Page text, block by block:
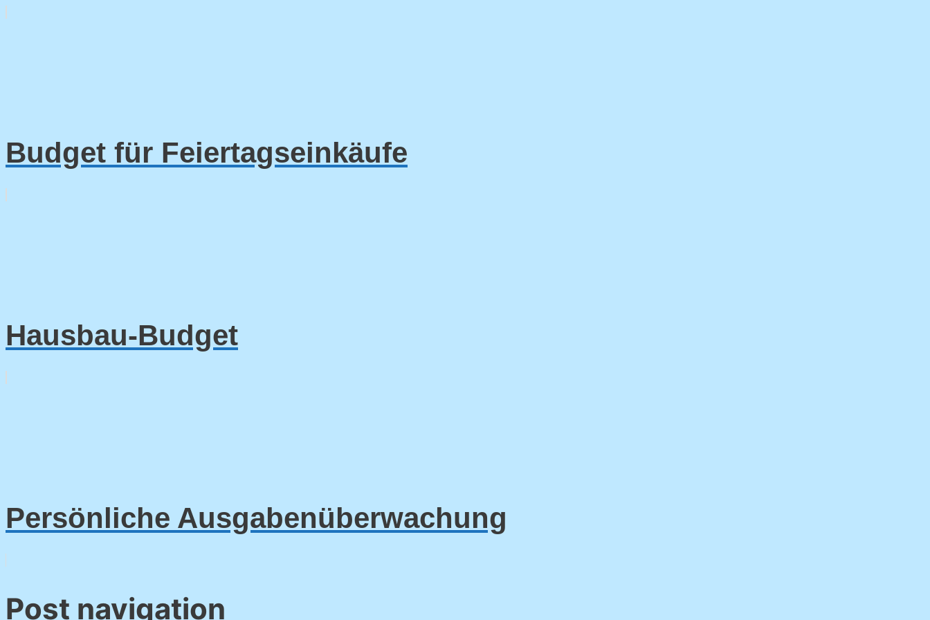
Budget für Feiertagseinkäufe
Hausbau-Budget
Persönliche Ausgabenüberwachung
Post navigation